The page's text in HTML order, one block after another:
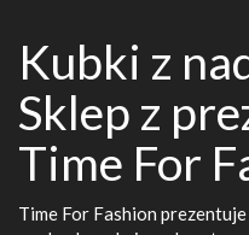
Kubki z
Sklep z
Time For
Time For Fashion